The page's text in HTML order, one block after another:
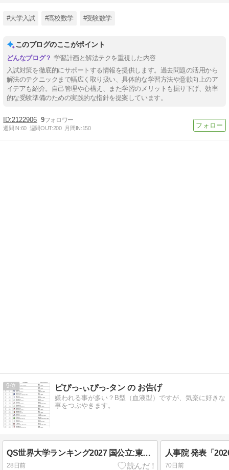
#大学入試 #高校数学 #受験数学
このブログのここがポイント
学習計画と解法テクを重視した内容
入試対策を徹底的にサポートする情報を提供します。過去問題の活用から
解法のテクニックまで幅広く取り扱い、具体的な学習方法や意欲向上のア
イデアも紹介。自己管理や心構え、また学習のメリットも掘り下げ、効率
的な受験準備のための実践的な指針を提案しています。
2122906 9
週間IN:60 週間OUT:200 月間IN:150
9 ピぴっ-ぃぴっ-タン の お告げ
嫌われる事が多い？B型（血液型）ですが、気楽に好きな
事をつぶやきます。
QS世界大学ランキング2027 国公立:東大,京大,科学大,阪大,東北大,名古屋大など、私立:早稲田,慶応,立命館,東京理科など、日本の大学ランキング。
28日前 70日前